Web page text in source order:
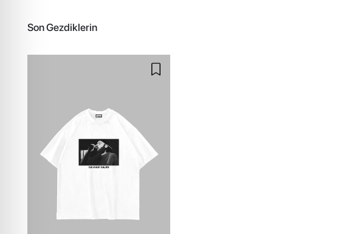
Son Gezdiklerin